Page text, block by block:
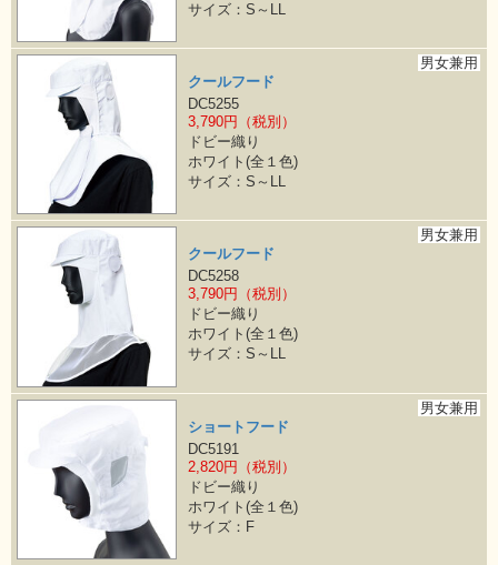
サイズ：S～LL
男女兼用
クールフード
DC5255
3,790円（税別）
ドビー織り
ホワイト(全１色)
サイズ：S～LL
男女兼用
クールフード
DC5258
3,790円（税別）
ドビー織り
ホワイト(全１色)
サイズ：S～LL
男女兼用
ショートフード
DC5191
2,820円（税別）
ドビー織り
ホワイト(全１色)
サイズ：F